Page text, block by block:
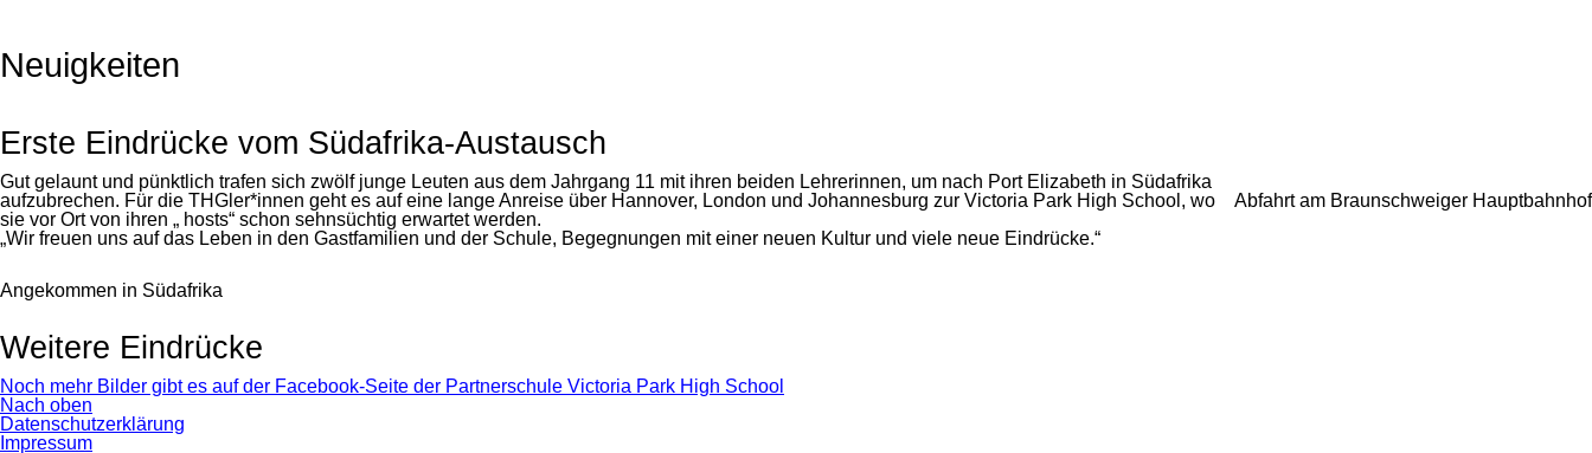
Neuigkeiten
Erste Eindrücke vom Südafrika-Austausch
Abfahrt am Braunschweiger Hauptbahnhof
Gut gelaunt und pünktlich trafen sich zwölf junge Leuten aus dem Jahrgang 11 mit ihren beiden Lehrerinnen, um nach Port Elizabeth in Südafrika
aufzubrechen. Für die THGler*innen geht es auf eine lange Anreise über Hannover, London und Johannesburg zur Victoria Park High School, wo
sie vor Ort von ihren „ hosts“ schon sehnsüchtig erwartet werden.
„Wir freuen uns auf das Leben in den Gastfamilien und der Schule, Begegnungen mit einer neuen Kultur und viele neue Eindrücke.“
Angekommen in Südafrika
Weitere Eindrücke
Noch mehr Bilder gibt es auf der Facebook-Seite der Partnerschule Victoria Park High School
Nach oben
Navigation
überspringen
Datenschutzerklärung
Impressum